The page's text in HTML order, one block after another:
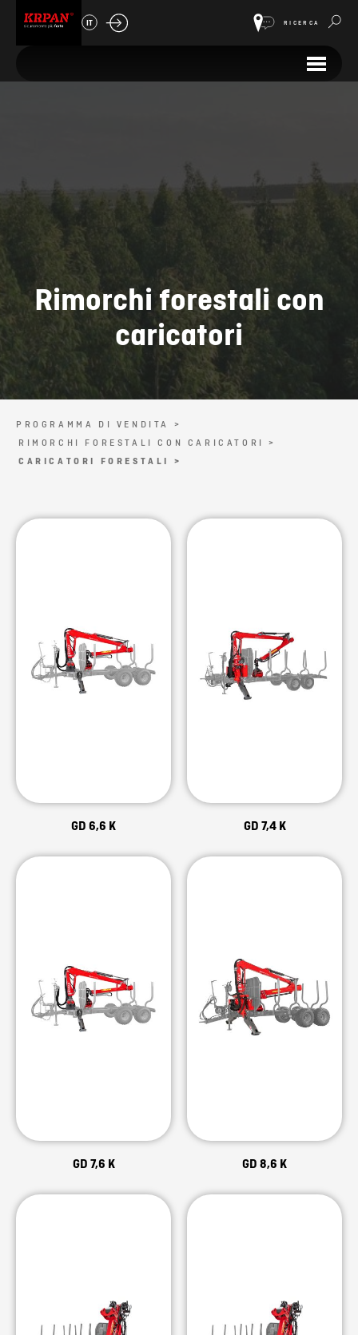
IT RICERCA
Rimorchi forestali con
caricatori
PROGRAMMA DI VENDITA >
RIMORCHI FORESTALI CON CARICATORI >
CARICATORI FORESTALI >
GD 6,6 K GD 7,4 K
GD 7,6 K GD 8,6 K